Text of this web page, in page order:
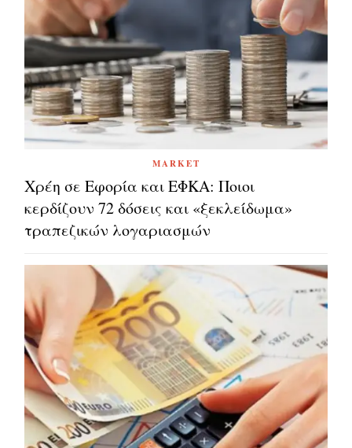
MARKET
Χρέη σε Εφορία και ΕΦΚΑ: Ποιοι
κερδίζουν 72 δόσεις και «ξεκλείδωμα»
τραπεζικών λογαριασμών